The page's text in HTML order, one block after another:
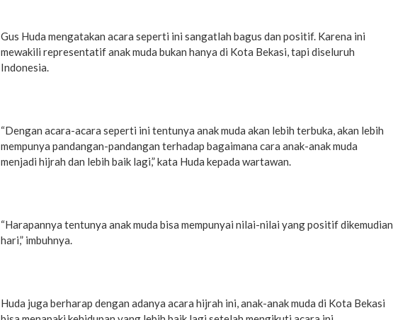
Gus Huda mengatakan acara seperti ini sangatlah bagus dan positif. Karena ini
mewakili representatif anak muda bukan hanya di Kota Bekasi, tapi diseluruh
Indonesia.
“Dengan acara-acara seperti ini tentunya anak muda akan lebih terbuka, akan lebih
mempunya pandangan-pandangan terhadap bagaimana cara anak-anak muda
menjadi hijrah dan lebih baik lagi,” kata Huda kepada wartawan.
“Harapannya tentunya anak muda bisa mempunyai nilai-nilai yang positif dikemudian
hari,” imbuhnya.
Huda juga berharap dengan adanya acara hijrah ini, anak-anak muda di Kota Bekasi